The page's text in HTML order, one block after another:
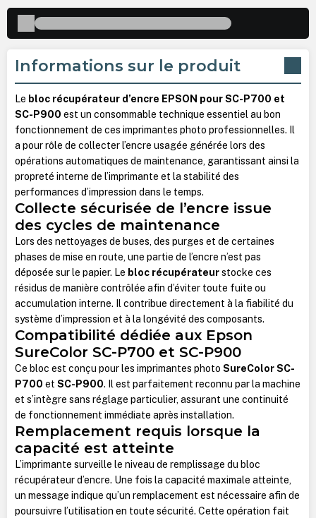
Informations sur le produit
Le bloc récupérateur d’encre EPSON pour SC-P700 et
SC-P900 est un consommable technique essentiel au bon
fonctionnement de ces imprimantes photo professionnelles. Il
a pour rôle de collecter l’encre usagée générée lors des
opérations automatiques de maintenance, garantissant ainsi la
propreté interne de l’imprimante et la stabilité des
performances d’impression dans le temps.
Collecte sécurisée de l’encre issue
des cycles de maintenance
Lors des nettoyages de buses, des purges et de certaines
phases de mise en route, une partie de l’encre n’est pas
déposée sur le papier. Le bloc récupérateurstocke ces
résidus de manière contrôlée afin d’éviter toute fuite ou
accumulation interne. Il contribue directement à la fiabilité du
système d’impression et à la longévité des composants.
Compatibilité dédiée aux Epson
SureColor SC-P700 et SC-P900
Ce bloc est conçu pour les imprimantes photo SureColor SC-
P700 et SC-P900. Il est parfaitement reconnu par la machine
et s’intègre sans réglage particulier, assurant une continuité
de fonctionnement immédiate après installation.
Remplacement requis lorsque la
capacité est atteinte
L’imprimante surveille le niveau de remplissage du bloc
récupérateur d’encre. Une fois la capacité maximale atteinte,
un message indique qu’un remplacement est nécessaire afin de
poursuivre l’utilisation en toute sécurité. Cette opération fait